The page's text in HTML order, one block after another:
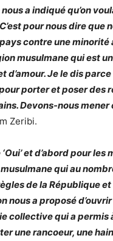
a indiqué qu’on
pour nous dire que
contre une minorité
musulmane qui est
d’amour. Je le dis
porter et poser des
Devons-nous mener
Zeribi.
et d’abord pour les
qui au
de la République
nous a proposé
collective qui a permis
une rancoeur, une